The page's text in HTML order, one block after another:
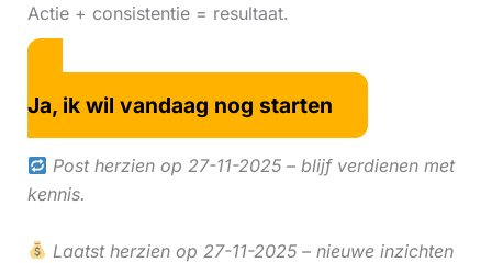
Actie + consistentie = resultaat.
Ja, ik wil vandaag nog starten
Post herzien op 27-11-2025 – blijf verdienen met
kennis.
Laatst herzien op 27-11-2025 – nieuwe inzichten